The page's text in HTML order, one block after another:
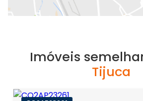
Imóveis
Tijuca